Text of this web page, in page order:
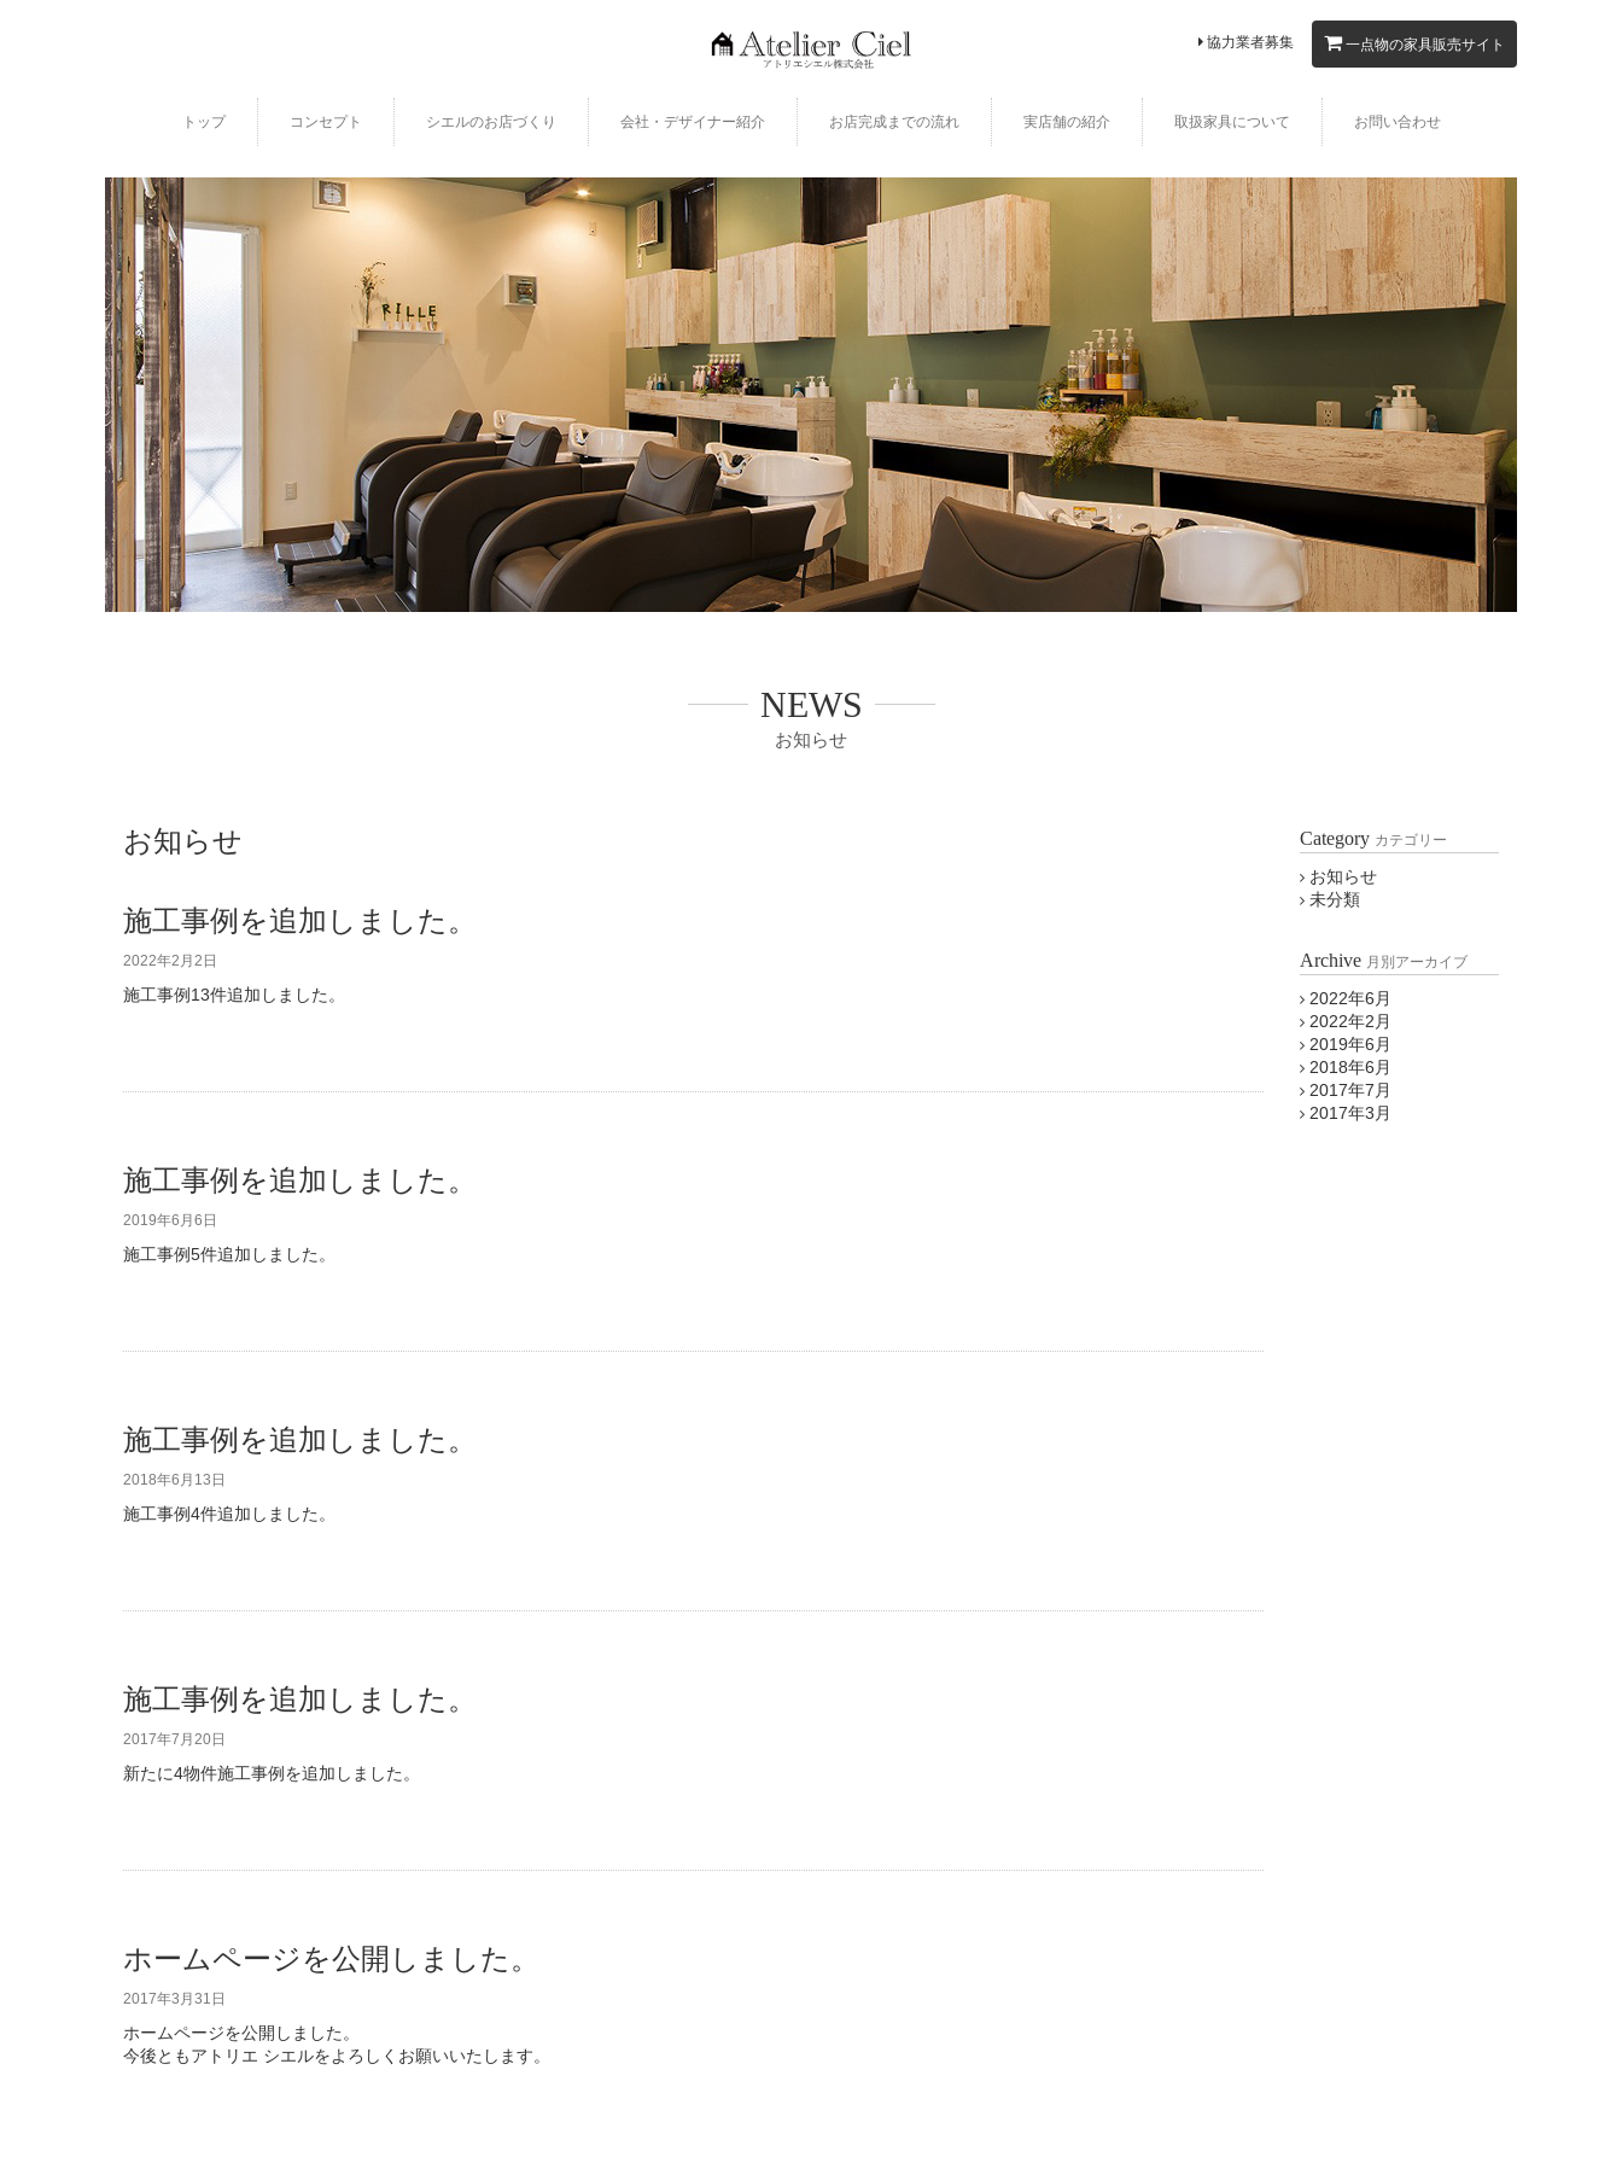
トップ コンセプト シエルのお店づくり 会社・デザイナー紹介 お店完成までの流れ 実店舗の紹介 取扱家具について お問い合わせ
協力業者募集 一点物の家具販売サイト
NEWS
お知らせ
お知らせ
施工事例を追加しました。
2022年2月2日
施工事例13件追加しました。
施工事例を追加しました。
2019年6月6日
施工事例5件追加しました。
施工事例を追加しました。
2018年6月13日
施工事例4件追加しました。
施工事例を追加しました。
2017年7月20日
新たに4物件施工事例を追加しました。
ホームページを公開しました。
2017年3月31日
ホームページを公開しました。
今後ともアトリエ シエルをよろしくお願いいたします。
Category カテゴリー
お知らせ
未分類
Archive 月別アーカイブ
2022年6月
2022年2月
2019年6月
2018年6月
2017年7月
2017年3月